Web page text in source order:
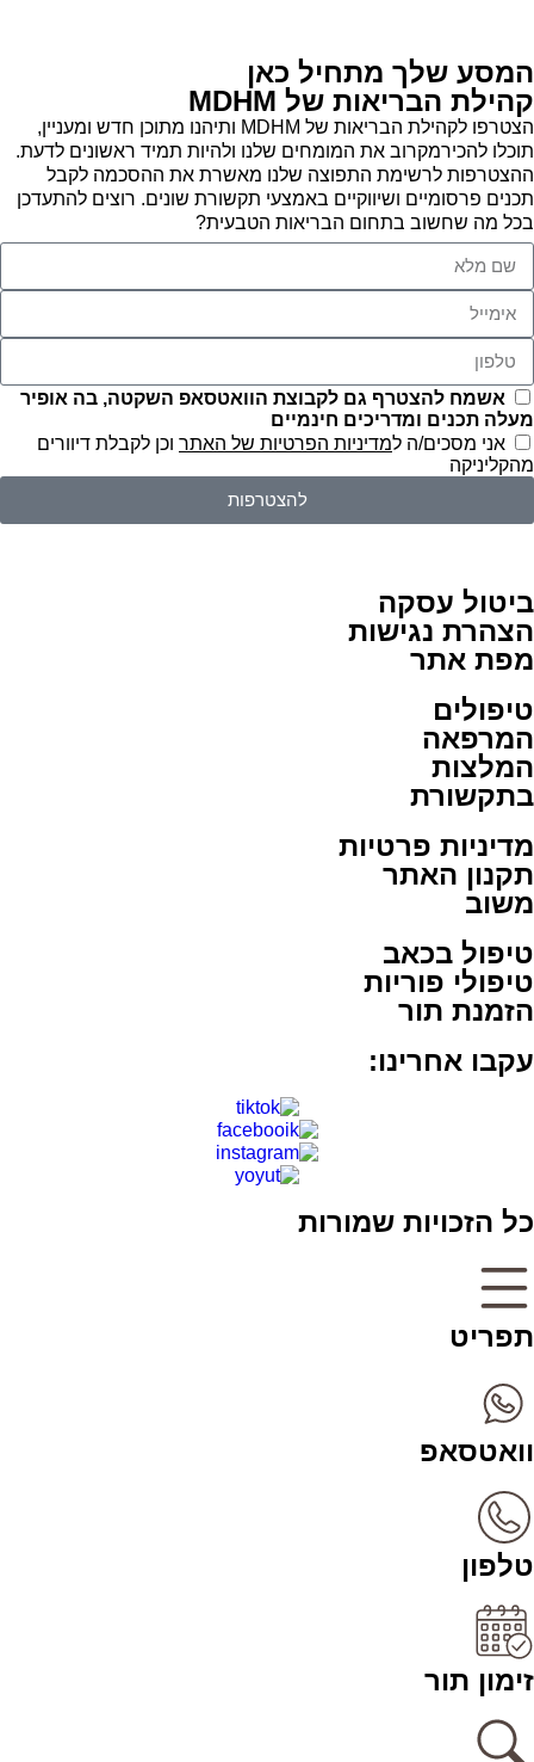
המסע שלך מתחיל כאן
קהילת הבריאות של MDHM
הצטרפו לקהילת הבריאות של MDHM ותיהנו מתוכן חדש ומעניין,
תוכלו להכירמקרוב את המומחים שלנו ולהיות תמיד ראשונים לדעת.
ההצטרפות לרשימת התפוצה שלנו מאשרת את ההסכמה לקבל
תכנים פרסומיים ושיווקיים באמצעי תקשורת שונים. רוצים להתעדכן
בכל מה שחשוב בתחום הבריאות הטבעית?
אשמח להצטרף גם לקבוצת הוואטסאפ השקטה, בה אופיר
מעלה תכנים ומדריכים חינמיים
אני מסכים/ה למדיניות הפרטיות של האתר וכן לקבלת דיוורים
מהקליניקה
להצטרפות
ביטול עסקה
הצהרת נגישות
מפת אתר
טיפולים
המרפאה
המלצות
בתקשורת
מדיניות פרטיות
תקנון האתר
משוב
טיפול בכאב
טיפולי פוריות
הזמנת תור
עקבו אחרינו:
כל הזכויות שמורות
תפריט
וואטסאפ
טלפון
זימון תור